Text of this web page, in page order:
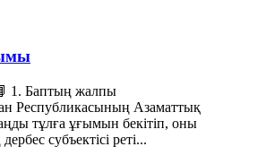
1. Баптың жалпы
Республикасының Азаматтық
тұлға ұғымын бекітіп, оны
субъектісі реті...